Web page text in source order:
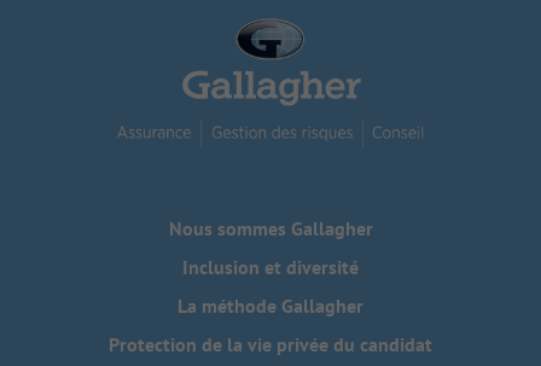
Nous sommes Gallagher
Inclusion et diversité
La méthode Gallagher
Protection de la vie privée du candidat